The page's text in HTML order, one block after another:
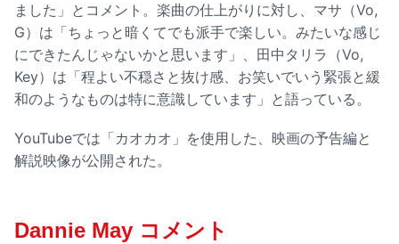
ました」とコメント。楽曲の仕上がりに対し、マサ（Vo,
G）は「ちょっと暗くてでも派手で楽しい。みたいな感じ
にできたんじゃないかと思います」、田中タリラ（Vo,
Key）は「程よい不穏さと抜け感、お笑いでいう緊張と緩
和のようなものは特に意識しています」と語っている。
YouTubeでは「カオカオ」を使用した、映画の予告編と
解説映像が公開された。
Dannie May コメント